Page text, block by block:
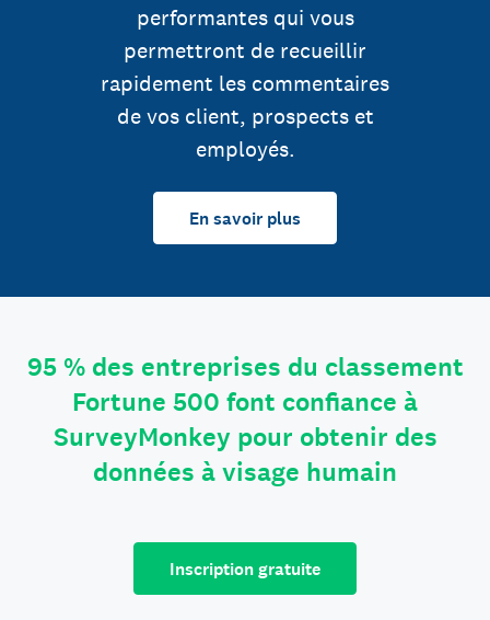
performantes qui vous
permettront de recueillir
rapidement les commentaires
de vos client, prospects et
employés.
En savoir plus
95 % des entreprises du classement
Fortune 500 font confiance à
SurveyMonkey pour obtenir des
données à visage humain
Inscription gratuite